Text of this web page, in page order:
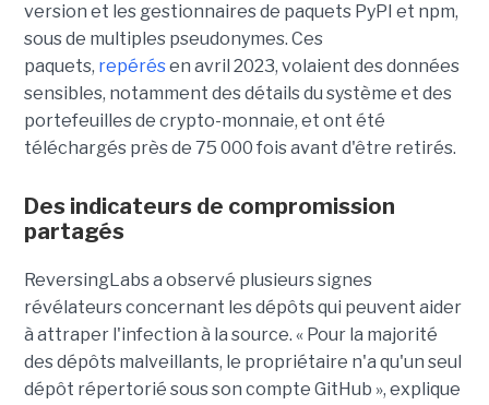
version et les gestionnaires de paquets PyPI et npm,
sous de multiples pseudonymes. Ces
paquets, repérésen avril 2023, volaient des données
sensibles, notamment des détails du système et des
portefeuilles de crypto-monnaie, et ont été
téléchargés près de 75 000 fois avant d'être retirés.
Des indicateurs de compromission
partagés
ReversingLabs a observé plusieurs signes
révélateurs concernant les dépôts qui peuvent aider
à attraper l'infection à la source. « Pour la majorité
des dépôts malveillants, le propriétaire n'a qu'un seul
dépôt répertorié sous son compte GitHub », explique